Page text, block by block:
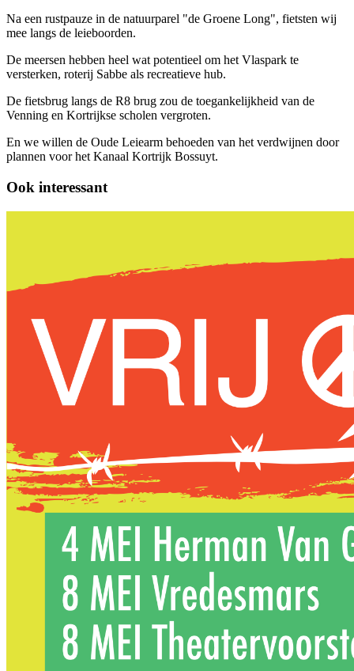
Na een rustpauze in de natuurparel "de Groene Long", fietsten wij
mee langs de leieboorden.
De meersen hebben heel wat potentieel om het Vlaspark te
versterken, roterij Sabbe als recreatieve hub.
De fietsbrug langs de R8 brug zou de toegankelijkheid van de
Venning en Kortrijkse scholen vergroten.
En we willen de Oude Leiearm behoeden van het verdwijnen door
plannen voor het Kanaal Kortrijk Bossuyt.
Ook interessant